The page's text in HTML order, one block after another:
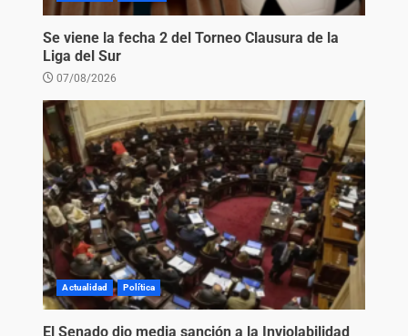
Se viene la fecha 2 del Torneo Clausura de la
Liga del Sur
07/08/2026
Actualidad Política
El Senado dio media sanción a la Inviolabilidad